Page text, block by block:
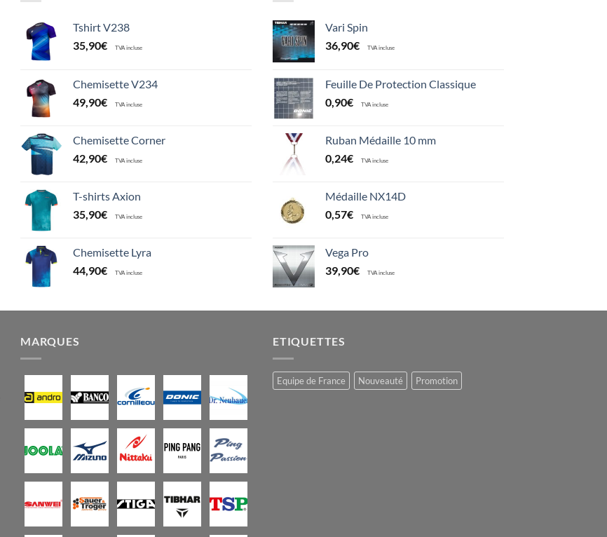
Tshirt V238
35,90€ TVA incluse
Chemisette V234
49,90€ TVA incluse
Chemisette Corner
42,90€ TVA incluse
T-shirts Axion
35,90€ TVA incluse
Chemisette Lyra
44,90€ TVA incluse
Vari Spin
36,90€ TVA incluse
Feuille De Protection Classique
0,90€ TVA incluse
Ruban Médaille 10 mm
0,24€ TVA incluse
Médaille NX14D
0,57€ TVA incluse
Vega Pro
39,90€ TVA incluse
MARQUES ETIQUETTES
Equipe de France Nouveauté Promotion